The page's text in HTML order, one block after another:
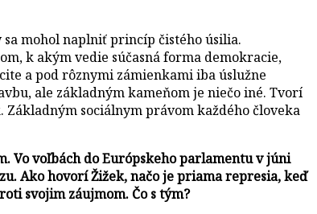
mohol naplniť princíp čistého úsilia.
k akým vedie súčasná forma demokracie,
a pod rôznymi zámienkami iba úslužne
ale základným kameňom je niečo iné. Tvorí
sociálnym právom každého človeka
Vo voľbách do Európskeho parlamentu v júni
Ako hovorí Žižek, načo je priama represia, keď
svojim záujmom. Čo s tým?